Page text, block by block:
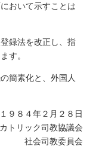
おいて示すことは
録法を改正し、指
す。
簡素化と、外国人
１９８４年２月２８日
トリック司教協議会
社会司教委員会